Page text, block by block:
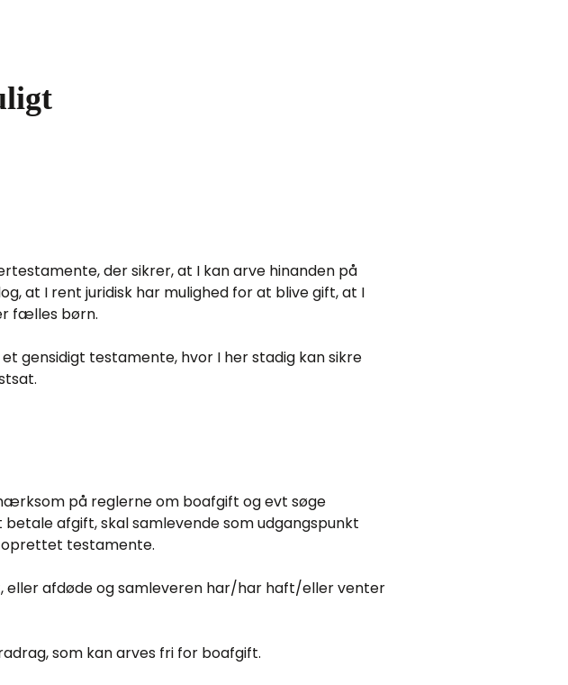
der sikrer, at I kan arve hinanden på
at I rent juridisk har mulighed for at blive gift, at I
fælles børn.
gensidigt testamente, hvor I her stadig kan sikre
på reglerne om boafgift og evt søge
afgift, skal samlevende som udgangspunkt
oprettet testamente.
eller afdøde og samleveren har/har haft/eller venter
som kan arves fri for boafgift.